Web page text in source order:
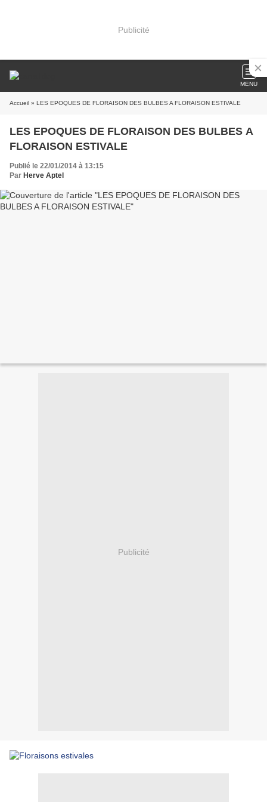
Publicité
MENU
Accueil » LES EPOQUES DE FLORAISON DES BULBES A FLORAISON ESTIVALE
LES EPOQUES DE FLORAISON DES BULBES A
FLORAISON ESTIVALE
Publié le 22/01/2014 à 13:15
Par Herve Aptel
Publicité